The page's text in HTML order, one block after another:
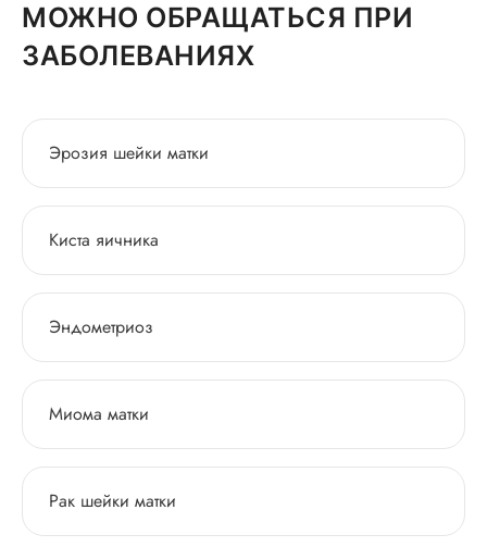
МОЖНО ОБРАЩАТЬСЯ ПРИ
ЗАБОЛЕВАНИЯХ
Эрозия шейки матки
Киста яичника
Эндометриоз
Миома матки
Рак шейки матки